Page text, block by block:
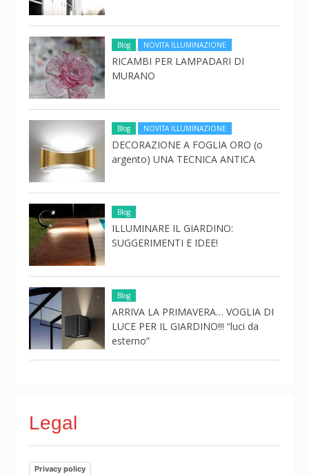
Blog NOVITA ILLUMINAZIONE
RICAMBI PER LAMPADARI DI
MURANO
Blog NOVITA ILLUMINAZIONE
DECORAZIONE A FOGLIA ORO (o
argento) UNA TECNICA ANTICA
Blog
ILLUMINARE IL GIARDINO:
SUGGERIMENTI E IDEE!
Blog
ARRIVA LA PRIMAVERA… VOGLIA DI
LUCE PER IL GIARDINO!!! “luci da
esterno”
Legal
Privacy policy